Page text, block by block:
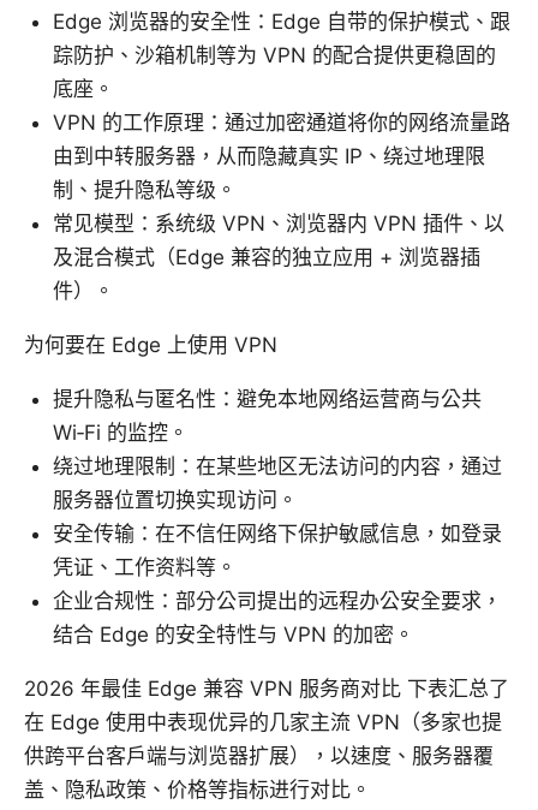
Edge 浏览器的安全性：Edge 自带的保护模式、跟
踪防护、沙箱机制等为 VPN 的配合提供更稳固的
底座。
VPN 的工作原理：通过加密通道将你的网络流量路
由到中转服务器，从而隐藏真实 IP、绕过地理限
制、提升隐私等级。
常见模型：系统级 VPN、浏览器内 VPN 插件、以
及混合模式（Edge 兼容的独立应用 + 浏览器插
件）。
为何要在 Edge 上使用 VPN
提升隐私与匿名性：避免本地网络运营商与公共
Wi‑Fi 的监控。
绕过地理限制：在某些地区无法访问的内容，通过
服务器位置切换实现访问。
安全传输：在不信任网络下保护敏感信息，如登录
凭证、工作资料等。
企业合规性：部分公司提出的远程办公安全要求，
结合 Edge 的安全特性与 VPN 的加密。
2026 年最佳 Edge 兼容 VPN 服务商对比 下表汇总了
在 Edge 使用中表现优异的几家主流 VPN（多家也提
供跨平台客户端与浏览器扩展），以速度、服务器覆
盖、隐私政策、价格等指标进行对比。